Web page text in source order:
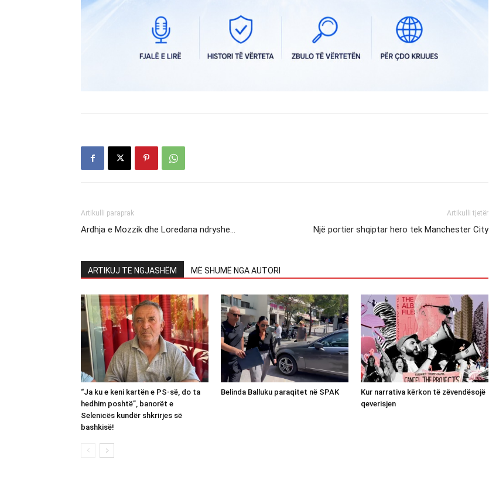
Artikulli paraprak
Ardhja e Mozzik dhe Loredana ndryshe…
Artikulli tjetër
Një portier shqiptar hero tek Manchester City
ARTIKUJ TË NGJASHËM MË SHUMË NGA AUTORI
“Ja ku e keni kartën e PS-së, do ta
hedhim poshtë”, banorët e
Selenicës kundër shkrirjes së
bashkisë!
Belinda Balluku paraqitet në SPAK
Kur narrativa kërkon të zëvendësojë
qeverisjen